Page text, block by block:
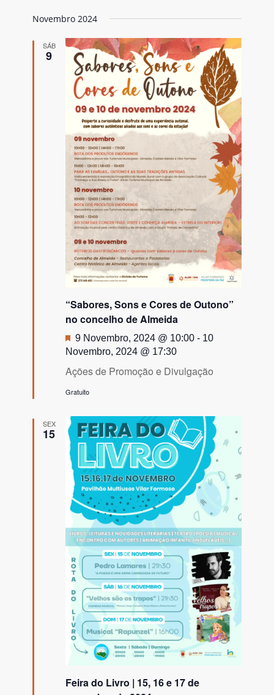
Novembro 2024
SÁB
9
“Sabores, Sons e Cores de Outono”
no concelho de Almeida
Destaque
9 Novembro, 2024 @ 10:00 - 10
Novembro, 2024 @ 17:30
Ações de Promoção e Divulgação
Gratuito
SEX
15
Feira do Livro | 15, 16 e 17 de